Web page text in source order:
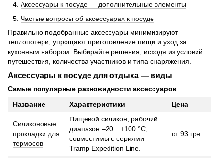
Аксессуары к посуде — дополнительные элементы
Частые вопросы об аксессуарах к посуде
Правильно подобранные аксессуары минимизируют
теплопотери, упрощают приготовление пищи и уход за
кухонным набором. Выбирайте решения, исходя из условий
путешествия, количества участников и типа снаряжения.
Аксессуары к посуде для отдыха — виды
Самые популярные разновидности аксессуаров
Название
Характеристики Цена
Силиконовые
прокладки для
термосов
Пищевой силикон, рабочий
диапазон –20…+100 °C,
совместимы с сериями
Tramp Expedition Line.
от 93 грн.